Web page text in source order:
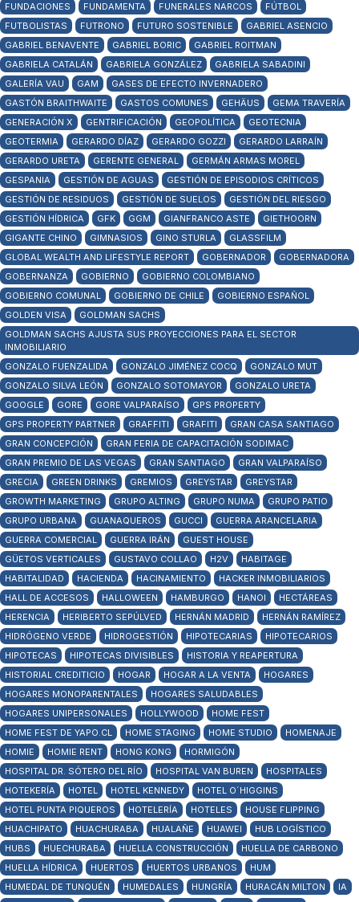
FUNDACIONES
FUNDAMENTA FUNERALES NARCOS
FÚTBOL
FUTBOLISTAS
FUTRONO FUTURO SOSTENIBLE
GABRIEL ASENCIO
GABRIEL BENAVENTE
GABRIEL BORIC
GABRIEL ROITMAN
GABRIELA CATALÁN
GABRIELA GONZÁLEZ
GABRIELA SABADINI
GALERÍA VAU
GAM
GASES DE EFECTO INVERNADERO
GASTÓN BRAITHWAITE
GASTOS COMUNES GEHÄUS
GEMA TRAVERÍA
GENERACIÓN X
GENTRIFICACIÓN GEOPOLÍTICA
GEOTECNIA
GEOTERMIA
GERARDO DÍAZ GERARDO GOZZI
GERARDO LARRAÍN
GERARDO URETA
GERENTE GENERAL
GERMÁN ARMAS MOREL
GESPANIA
GESTIÓN DE AGUAS
GESTIÓN DE EPISODIOS CRÍTICOS
GESTIÓN DE RESIDUOS
GESTIÓN DE SUELOS
GESTIÓN DEL RIESGO
GESTIÓN HÍDRICA
GFK GGM GIANFRANCO ASTE
GIETHOORN
GIGANTE CHINO
GIMNASIOS GINO STURLA
GLASSFILM
GLOBAL WEALTH AND LIFESTYLE REPORT
GOBERNADOR
GOBERNADORA
GOBERNANZA
GOBIERNO
GOBIERNO COLOMBIANO
GOBIERNO COMUNAL
GOBIERNO DE CHILE
GOBIERNO ESPAÑOL
GOLDEN VISA
GOLDMAN SACHS
GOLDMAN SACHS AJUSTA SUS PROYECCIONES PARA EL SECTOR
INMOBILIARIO
GONZALO FUENZALIDA
GONZALO JIMÉNEZ COCQ
GONZALO MUT
GONZALO SILVA LEÓN
GONZALO SOTOMAYOR
GONZALO URETA
GOOGLE
GORE GORE VALPARAÍSO
GPS PROPERTY
GPS PROPERTY PARTNER
GRAFFITI GRAFITI
GRAN CASA SANTIAGO
GRAN CONCEPCIÓN
GRAN FERIA DE CAPACITACIÓN SODIMAC
GRAN PREMIO DE LAS VEGAS
GRAN SANTIAGO
GRAN VALPARAÍSO
GRECIA
GREEN DRINKS GREMIOS GREYSTAR
GREYSTAR
GROWTH MARKETING
GRUPO ALTING GRUPO NUMA
GRUPO PATIO
GRUPO URBANA
GUANAQUEROS GUCCI
GUERRA ARANCELARIA
GUERRA COMERCIAL
GUERRA IRÁN
GUEST HOUSE
GÜETOS VERTICALES
GUSTAVO COLLAO H2V
HABITAGE
HABITALIDAD
HACIENDA HACINAMIENTO
HACKER INMOBILIARIOS
HALL DE ACCESOS
HALLOWEEN HAMBURGO HANOI
HECTÁREAS
HERENCIA
HERIBERTO SEPÚLVED HERNÁN MADRID
HERNÁN RAMÍREZ
HIDRÓGENO VERDE
HIDROGESTIÓN HIPOTECARIAS
HIPOTECARIOS
HIPOTECAS
HIPOTECAS DIVISIBLES
HISTORIA Y REAPERTURA
HISTORIAL CREDITICIO
HOGAR HOGAR A LA VENTA
HOGARES
HOGARES MONOPARENTALES
HOGARES SALUDABLES
HOGARES UNIPERSONALES
HOLLYWOOD
HOME FEST
HOME FEST DE YAPO.CL
HOME STAGING HOME STUDIO
HOMENAJE
HOMIE
HOMIE RENT HONG KONG
HORMIGÓN
HOSPITAL DR. SÓTERO DEL RÍO
HOSPITAL VAN BUREN
HOSPITALES
HOTEKERÍA
HOTEL HOTEL KENNEDY
HOTEL O´HIGGINS
HOTEL PUNTA PIQUEROS
HOTELERÍA HOTELES
HOUSE FLIPPING
HUACHIPATO
HUACHURABA HUALAÑE HUAWEI
HUB LOGÍSTICO
HUBS
HUECHURABA HUELLA CONSTRUCCIÓN
HUELLA DE CARBONO
HUELLA HÍDRICA
HUERTOS HUERTOS URBANOS
HUM
HUMEDAL DE TUNQUÉN
HUMEDALES HUNGRÍA HURACÁN MILTON
IA